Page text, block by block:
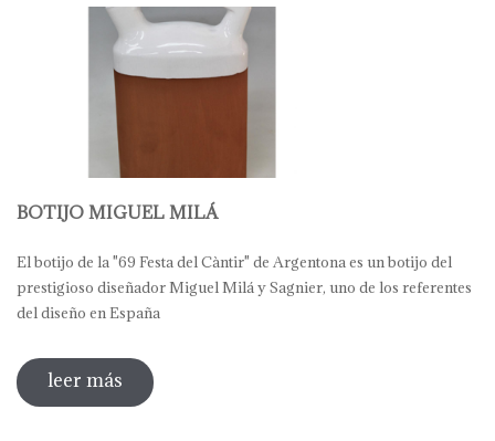
BOTIJO MIGUEL MILÁ
El botijo de la "69 Festa del Càntir" de Argentona es un botijo del
prestigioso diseñador Miguel Milá y Sagnier, uno de los referentes
del diseño en España
leer más sobre botijo miguel milá - argentona
2019